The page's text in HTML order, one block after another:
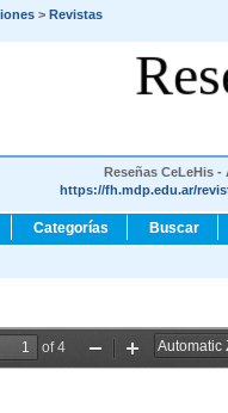
> Revistas
Reseñas CeLeHis
https://fh.mdp.edu.ar/
Categorías Buscar